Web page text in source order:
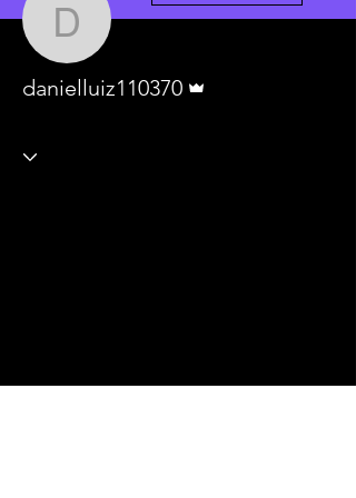
danielluiz110370
danielluiz110370